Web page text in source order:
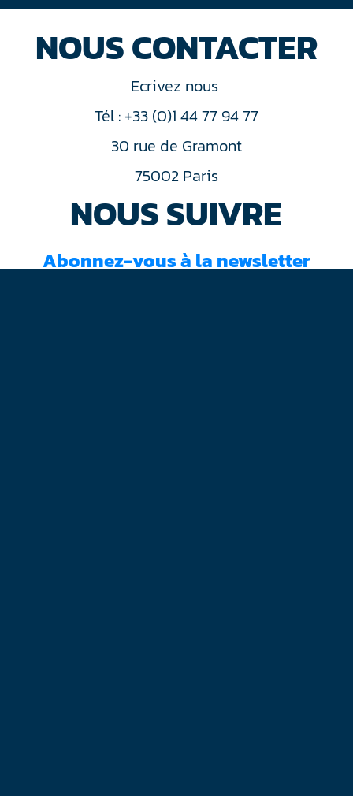
NOUS CONTACTER
Ecrivez nous
Tél : +33 (0)1 44 77 94 77
30 rue de Gramont
75002 Paris
NOUS SUIVRE
Abonnez-vous à la newsletter